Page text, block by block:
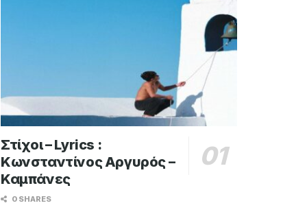
Στίχοι – Lyrics :
Κωνσταντίνος Αργυρός –
Καμπάνες
0 SHARES